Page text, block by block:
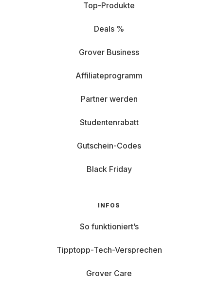
Top-Produkte
Deals %
Grover Business
Affiliateprogramm
Partner werden
Studentenrabatt
Gutschein-Codes
Black Friday
INFOS
So funktioniert’s
Tipptopp-Tech-Versprechen
Grover Care